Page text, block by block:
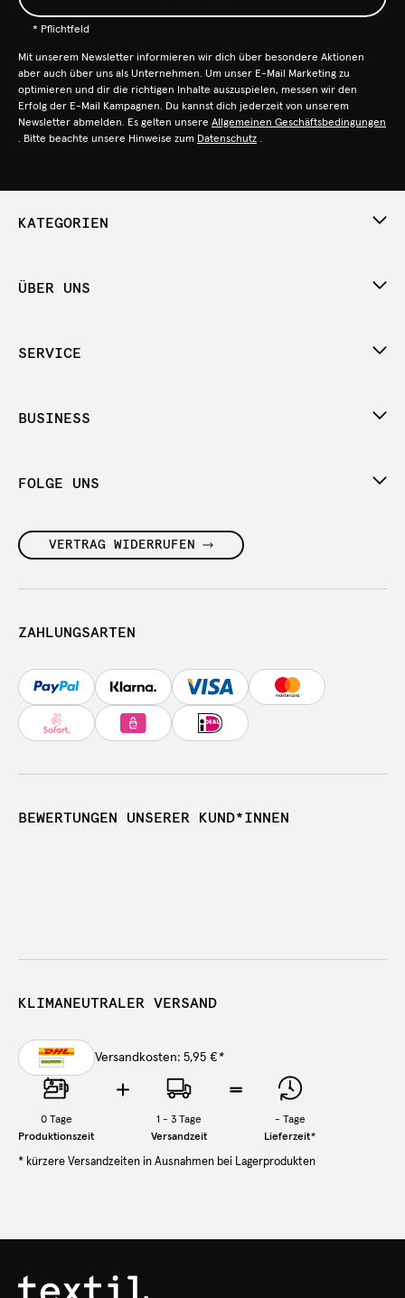
* Pflichtfeld
Mit unserem Newsletter informieren wir dich über besondere Aktionen
aber auch über uns als Unternehmen. Um unser E-Mail Marketing zu
optimieren und dir die richtigen Inhalte auszuspielen, messen wir den
Erfolg der E-Mail Kampagnen. Du kannst dich jederzeit von unserem
Newsletter abmelden. Es gelten unsere Allgemeinen Geschäftsbedingungen
. Bitte beachte unsere Hinweise zum Datenschutz .
KATEGORIEN
ÜBER UNS
SERVICE
BUSINESS
FOLGE UNS
VERTRAG WIDERRUFEN
ZAHLUNGSARTEN
BEWERTUNGEN UNSERER KUND*INNEN
KLIMANEUTRALER VERSAND
Versandkosten: 5,95 €*
0Tage
Produktionszeit
1 - 3 Tage
Versandzeit
- Tage
Lieferzeit*
* kürzere Versandzeiten in Ausnahmen bei Lagerprodukten